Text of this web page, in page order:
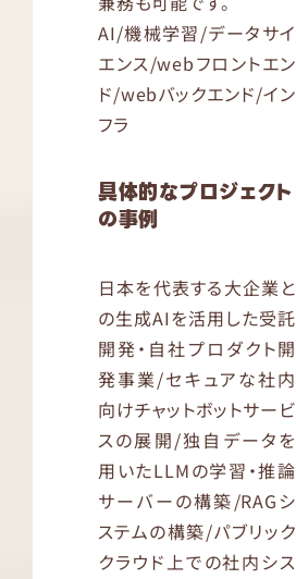
AI/機械学習/データサイ
エンス/webフロントエン
ド/webバックエンド/イン
フラ
具体的なプロジェクト
の事例
日本を代表する大企業と
の生成AIを活用した受託
開発・自社プロダクト開
発事業/セキュアな社内
向けチャットボットサービ
スの展開/独自データを
用いたLLMの学習・推論
サーバーの構築/RAGシ
ステムの構築/パブリック
クラウド上での社内シス